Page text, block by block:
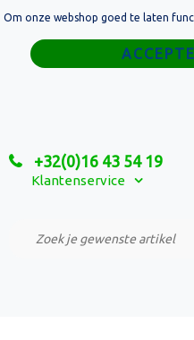
+32(0)16 43 54 19
Klantenservice
Home
Relatiegeschenken
Custom Made Projecten
Om onze webshop goed te laten